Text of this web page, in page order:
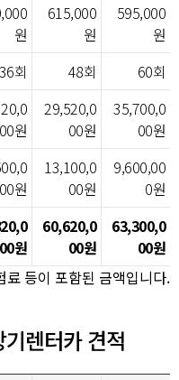
원
615,000
원
595,000
원
36회 48회 60회
00원
29,520,0
00원
35,700,0
00원
00원
13,100,0
00원
9,600,00
0원
00원
60,620,0
00원
63,300,0
00원
등이 포함된 금액입니다.
렌터카 견적